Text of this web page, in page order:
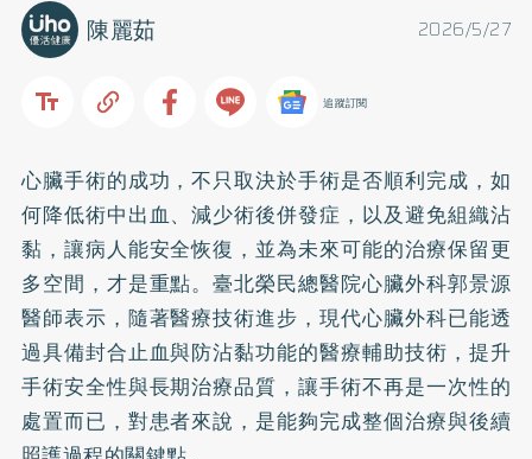
2026/5/27
陳麗茹
追蹤訂閱
心臟手術的成功，不只取決於手術是否順利完成，如
何降低術中出血、減少術後併發症，以及避免組織沾
黏，讓病人能安全恢復，並為未來可能的治療保留更
多空間，才是重點。臺北榮民總醫院心臟外科郭景源
醫師表示，隨著醫療技術進步，現代心臟外科已能透
過具備封合止血與防沾黏功能的醫療輔助技術，提升
手術安全性與長期治療品質，讓手術不再是一次性的
處置而已，對患者來說，是能夠完成整個治療與後續